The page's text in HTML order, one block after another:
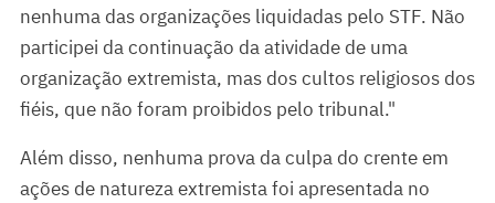
nenhuma das organizações liquidadas pelo STF. Não
participei da continuação da atividade de uma
organização extremista, mas dos cultos religiosos dos
fiéis, que não foram proibidos pelo tribunal."
Além disso, nenhuma prova da culpa do crente em
ações de natureza extremista foi apresentada no